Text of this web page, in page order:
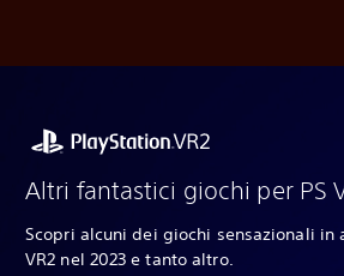
Altri fantastici giochi per PS
Scopri alcuni dei giochi sensazionali in
VR2 nel 2023 e tanto altro.